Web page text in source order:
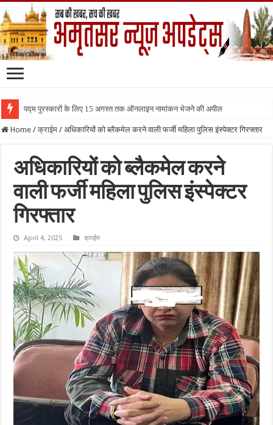
पद्म पुरस्कारों के लिए 15 अगस्त तक ऑनलाइन नामांकन भेजने की अपील
Home / क्राईम / अधिकारियों को ब्लैकमेल करने वाली फर्जी महिला पुलिस इंस्पेक्टर गिरफ्तार
अधिकारियों को ब्लैकमेल करने
वाली फर्जी महिला पुलिस इंस्पेक्टर
गिरफ्तार
April 4, 2025 क्राईम